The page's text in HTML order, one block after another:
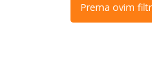
Prema ovim